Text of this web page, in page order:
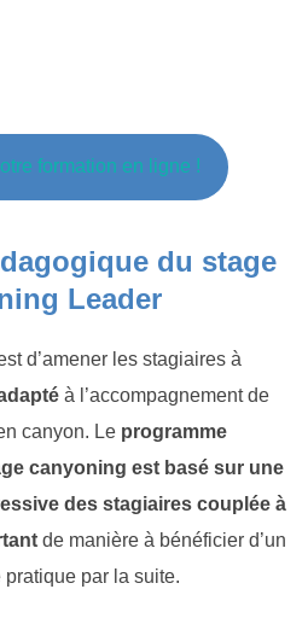
formation en ligne !
du stage
Leader
d’amener les stagiaires à
à l’accompagnement de
canyon. Le programme
canyoning est basé sur une
des stagiaires couplée à
de manière à bénéficier d’un
pratique par la suite.